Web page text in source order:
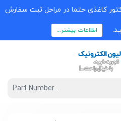
کاغذی حتما در مراحل ثبت سفارش
اطلاعات بیشتر...